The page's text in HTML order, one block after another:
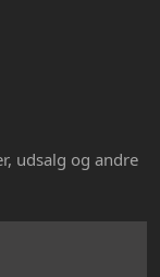
udsalg og andre